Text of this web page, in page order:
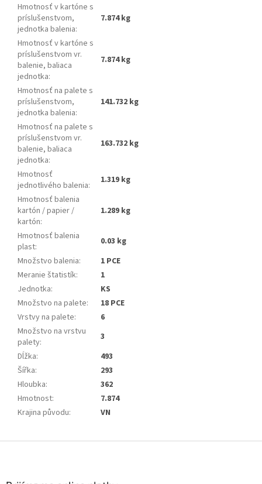
Hmotnosť v kartóne s
príslušenstvom,
jednotka balenia:
7.874 kg
Hmotnosť v kartóne s
príslušenstvom vr.
balenie, baliaca
jednotka:
7.874 kg
Hmotnosť na palete s
príslušenstvom,
jednotka balenia:
141.732 kg
Hmotnosť na palete s
príslušenstvom vr.
balenie, baliaca
jednotka:
163.732 kg
Hmotnosť
jednotlivého balenia:
1.319 kg
Hmotnosť balenia
kartón / papier /
kartón:
1.289 kg
Hmotnosť balenia
plast:
0.03 kg
Množstvo balenia:
1 PCE
Meranie štatistík:
1
Jednotka:
KS
Množstvo na palete:
18 PCE
Vrstvy na palete:
6
Množstvo na vrstvu
palety:
3
Dĺžka:
493
Šířka:
293
Hloubka:
362
Hmotnost:
7.874
Krajina původu: VN